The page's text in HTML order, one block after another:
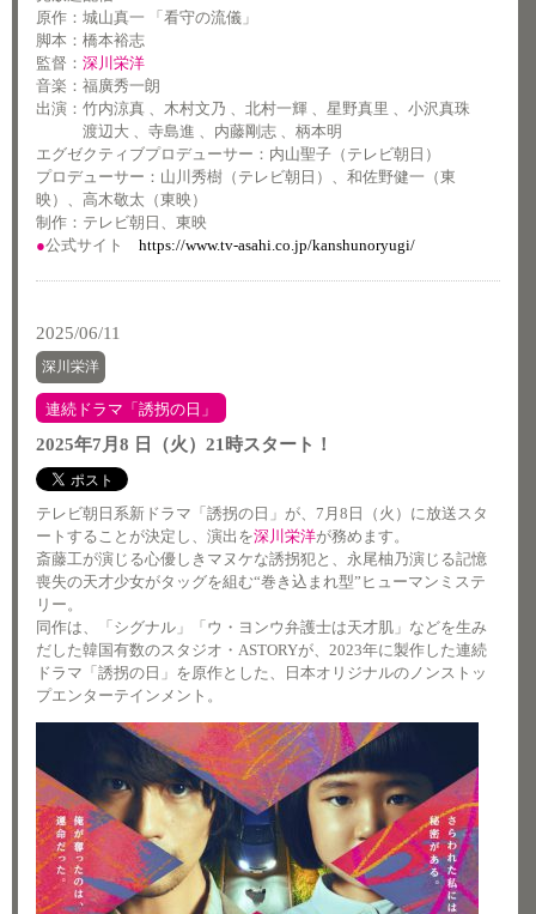
原作：城山真一 「看守の流儀」
脚本：橋本裕志
監督： 深川栄洋
音楽：福廣秀一朗
出演：竹内涼真 、木村文乃 、北村一輝 、星野真里 、小沢真珠
渡辺大 、寺島進 、内藤剛志 、柄本明
エグゼクティブプロデューサー：内山聖子（テレビ朝日）
プロデューサー：山川秀樹（テレビ朝日）、和佐野健一（東
映）、高木敬太（東映）
制作：テレビ朝日、東映
●公式サイト https://www.tv-asahi.co.jp/kanshunoryugi/
2025/06/11
深川栄洋
連続ドラマ「誘拐の日」
2025年7月8 日（火）21時スタート！
テレビ朝日系新ドラマ「誘拐の日」が、7月8日（火）に放送スタ
ートすることが決定し、演出を深川栄洋が務めます。
斎藤工が演じる心優しきマヌケな誘拐犯と、永尾柚乃演じる記憶
喪失の天才少女がタッグを組む“巻き込まれ型”ヒューマンミステ
リー。
同作は、「シグナル」「ウ・ヨンウ弁護士は天才肌」などを生み
だした韓国有数のスタジオ・ASTORYが、2023年に製作した連続
ドラマ「誘拐の日」を原作とした、日本オリジナルのノンストッ
プエンターテインメント。